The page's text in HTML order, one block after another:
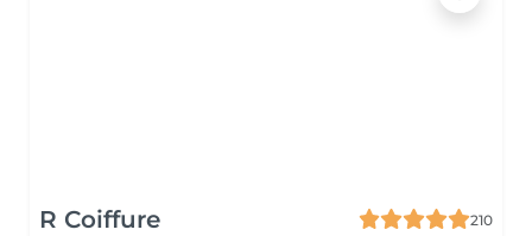
R Coiffure
210